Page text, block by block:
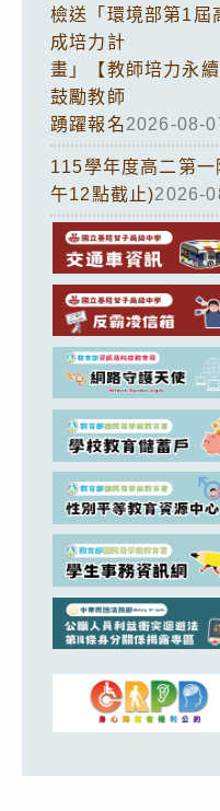
檢送「環境部第1屆
成培力計
畫」【教師培力永
鼓勵教師
踴躍報名2026-08-
115學年度高二第
午12點截止)2026-